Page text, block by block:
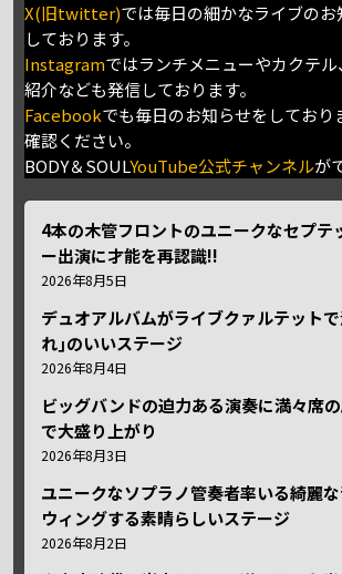
X(旧twitter)では毎日の細かなライブの
しております。
Instagramではランチメニューやカクテ
紹介なども発信しております。
Facebookでも毎日のお知らせをしており
確認ください。
BODY＆SOULYouTube公式チャンネルが
4本の木管フロントのユニークなセプテ
ー出演に才能を再認識!!
2026年8月5日
デュオアルバムがライブクァルテット
れ｣のいいステージ
2026年8月4日
ビッグバンドの迫力ある演奏に満々席
で大盛り上がり
2026年8月3日
ユニークなソプラノ管奏者率いる綺麗
ウィングする素晴らしいステージ
2026年8月2日